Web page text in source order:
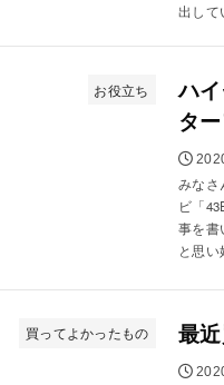
出して
お役立ち
ハ
タ
みなさ
ビ「
事を書
と思
買ってよかったもの 最